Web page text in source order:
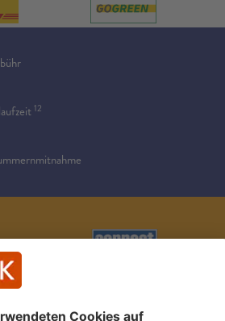
12